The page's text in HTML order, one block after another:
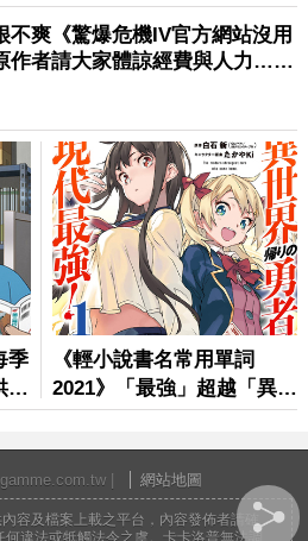
| 網站地圖
容及檔案上載之平台，內容發佈者請確
違法或牴觸法令之虞。卡卡洛普無法調